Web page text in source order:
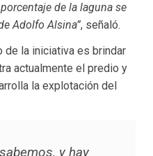
de la laguna se
Adolfo Alsina”, señaló.
de la iniciativa es brindar
actualmente el predio y
la explotación del
y hay